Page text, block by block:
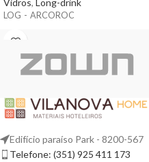
Vidros, Long-drink
LOG - ARCOROC
Edifício paraíso Park - 8200-567
Telefone: (351) 925 411 173